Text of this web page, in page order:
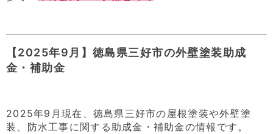
【2025年9月】徳島県三好市の外壁塗装助成
金・補助金
2025年9月現在、徳島県三好市の屋根塗装や外壁塗
装、防水工事に関する助成金・補助金の情報です。